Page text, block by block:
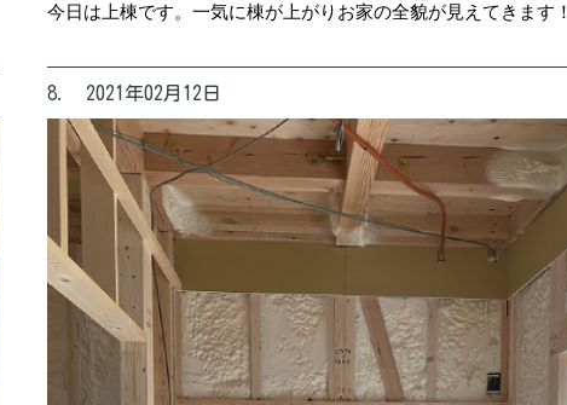
今日は上棟です。一気に棟が上がりお家の全貌が見えてきます！
8. 2021年02月12日